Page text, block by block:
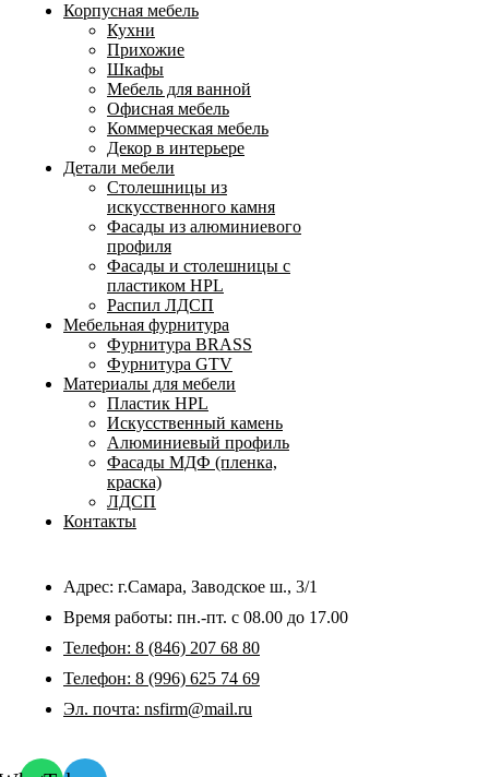
Корпусная мебель
Кухни
Прихожие
Шкафы
Мебель для ванной
Офисная мебель
Коммерческая мебель
Декор в интерьере
Детали мебели
Столешницы из
искусственного камня
Фасады из алюминиевого
профиля
Фасады и столешницы с
пластиком HPL
Распил ЛДСП
Мебельная фурнитура
Фурнитура BRASS
Фурнитура GTV
Материалы для мебели
Пластик HPL
Искусственный камень
Алюминиевый профиль
Фасады МДФ (пленка,
краска)
ЛДСП
Контакты
Адрес: г.Самара, Заводское ш., 3/1
Время работы: пн.-пт. с 08.00 до 17.00
Телефон: 8 (846) 207 68 80
Телефон: 8 (996) 625 74 69
Эл. почта: nsfirm@mail.ru